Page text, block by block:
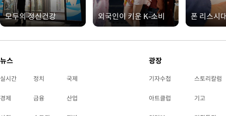
모두의 정신건강 외국인이 키운 K-소비 폰 리스시
뉴스
실시간 정치 국제
경제 금융 산업
광장
기자수첩 스토리칼럼
아트클럽 기고